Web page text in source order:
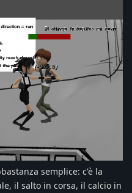
semplice: c'è la
il salto in corsa, il calcio in